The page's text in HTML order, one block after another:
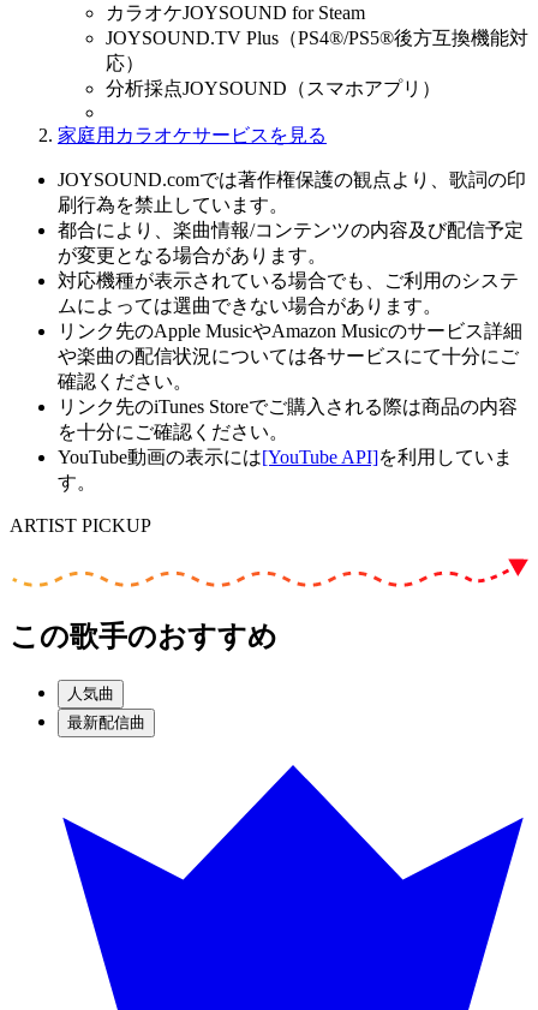
カラオケJOYSOUND for Steam
JOYSOUND.TV Plus（PS4®/PS5®後方互換機能対
応）
分析採点JOYSOUND（スマホアプリ）
家庭用カラオケサービスを見る
JOYSOUND.comでは著作権保護の観点より、歌詞の印
刷行為を禁止しています。
都合により、楽曲情報/コンテンツの内容及び配信予定
が変更となる場合があります。
対応機種が表示されている場合でも、ご利用のシステ
ムによっては選曲できない場合があります。
リンク先のApple MusicやAmazon Musicのサービス詳細
や楽曲の配信状況については各サービスにて十分にご
確認ください。
リンク先のiTunes Storeでご購入される際は商品の内容
を十分にご確認ください。
YouTube動画の表示には[YouTube API]を利用していま
す。
ARTIST PICKUP
この歌手のおすすめ
人気曲
最新配信曲